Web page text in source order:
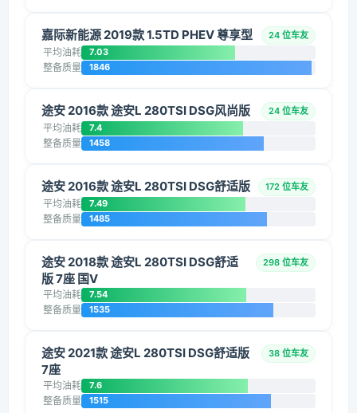
嘉际新能源 2019款 1.5TD PHEV 尊享型 24 位车友
平均油耗 7.03
整备质量 1846
途安 2016款 途安L 280TSI DSG风尚版 24 位车友
平均油耗 7.4
整备质量 1458
途安 2016款 途安L 280TSI DSG舒适版 172 位车友
平均油耗 7.49
整备质量 1485
途安 2018款 途安L 280TSI DSG舒适
版 7座 国V
298 位车友
平均油耗 7.54
整备质量 1535
途安 2021款 途安L 280TSI DSG舒适版
7座
38 位车友
平均油耗 7.6
整备质量 1515